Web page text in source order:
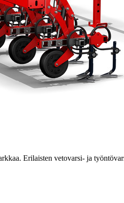
Erilaisten vetovarsi- ja